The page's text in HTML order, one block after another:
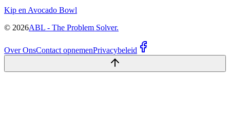
Kip en Avocado Bowl
© 2026ABL - The Problem Solver.
Over OnsContact opnemenPrivacybeleid